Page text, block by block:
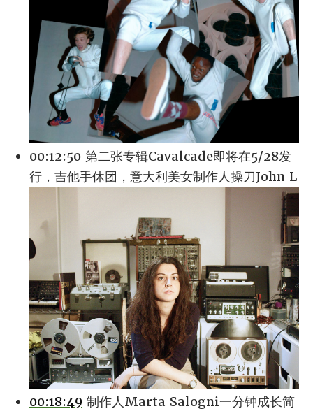
00:12:50 第二张专辑Cavalcade即将在5/28发
行，吉他手休团，意大利美女制作人操刀John L
00:18:49 制作人Marta Salogni一分钟成长简